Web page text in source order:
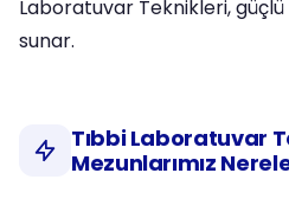
Laboratuvar Teknikleri,
sunar.
Tıbbi Laboratuvar
Mezunlarımız